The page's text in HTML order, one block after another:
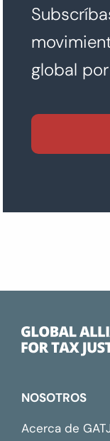
global
NOSOTROS
Acerca de